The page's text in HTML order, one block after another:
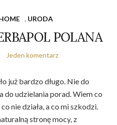
, URODA
POLANA
Jeden komentarz
już bardzo długo. Nie do
do udzielania porad. Wiem co
nie działa, a co mi szkodzi.
stronę mocy, z